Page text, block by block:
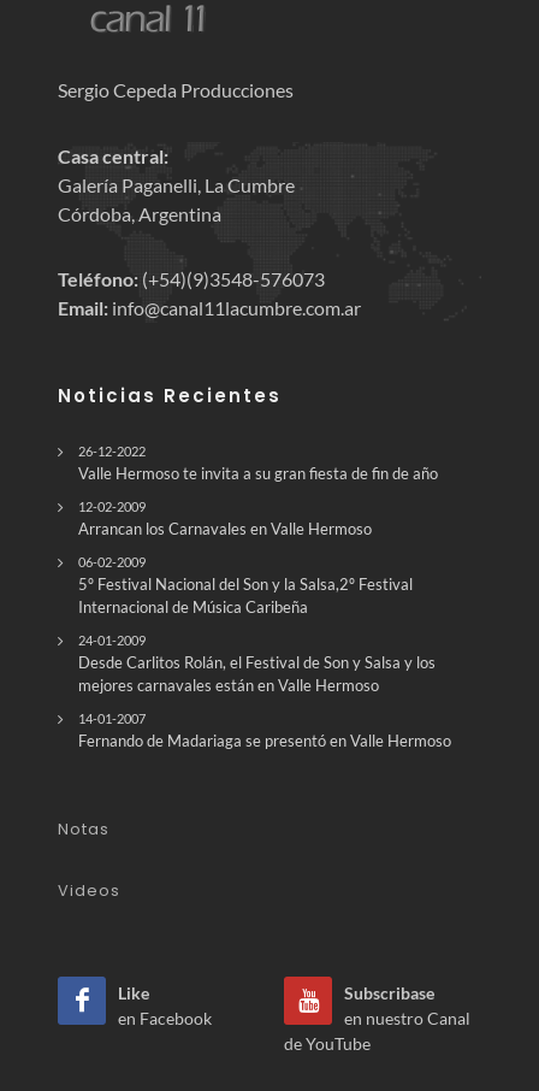
Sergio Cepeda Producciones
Casa central:
Galería Paganelli, La Cumbre
Córdoba, Argentina
Teléfono: (+54)(9)3548-576073
Email: info@canal11lacumbre.com.ar
Noticias Recientes
26-12-2022
Valle Hermoso te invita a su gran fiesta de fin de año
12-02-2009
Arrancan los Carnavales en Valle Hermoso
06-02-2009
5º Festival Nacional del Son y la Salsa,2º Festival
Internacional de Música Caribeña
24-01-2009
Desde Carlitos Rolán, el Festival de Son y Salsa y los
mejores carnavales están en Valle Hermoso
14-01-2007
Fernando de Madariaga se presentó en Valle Hermoso
Notas
Videos
Like
en Facebook
Subscribase
en nuestro Canal
de YouTube